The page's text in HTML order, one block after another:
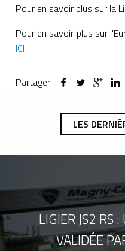
Pour en savoir plus sur la
Pour en savoir plus sur
ICI
Partager
LES
LIGIER JS2 RS
VALIDÉE